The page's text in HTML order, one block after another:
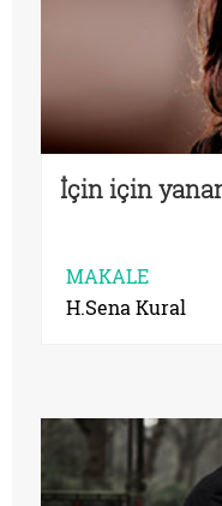
İçin için
MAKALE
H.Sena Kural